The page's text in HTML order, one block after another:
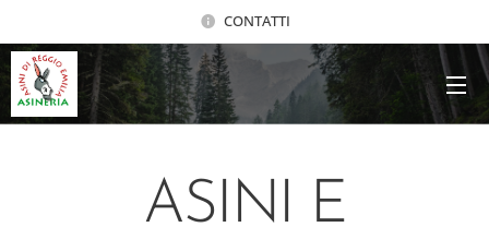
CONTATTI
ASINI E